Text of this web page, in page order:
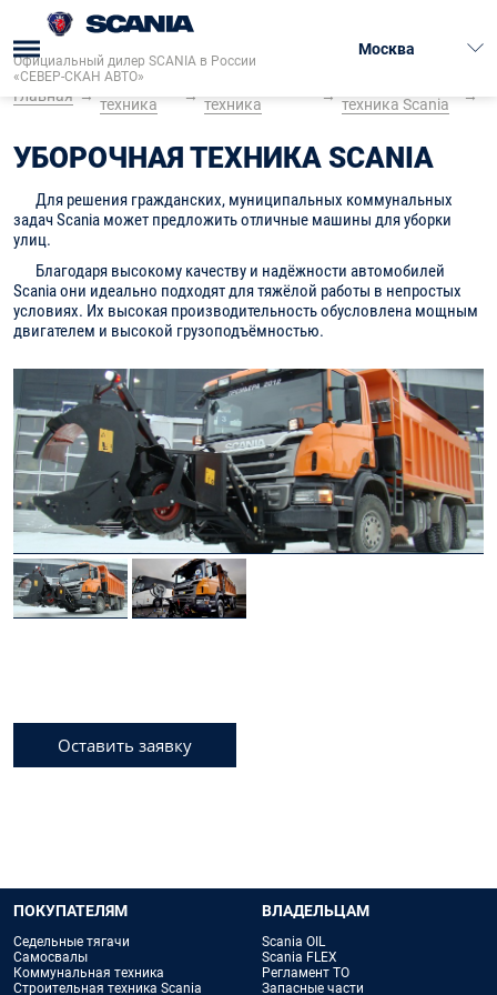
Официальный дилер SCANIA в России
«СЕВЕР-СКАН АВТО»
Москва
Главная →
Грузовая
техника
→
техника
→
техника Scania
→
Оставить заявку
УБОРОЧНАЯ ТЕХНИКА SCANIA
Для решения гражданских, муниципальных коммунальных
задач Scania может предложить отличные машины для уборки
улиц.
Благодаря высокому качеству и надёжности автомобилей
Scania они идеально подходят для тяжёлой работы в непростых
условиях. Их высокая производительность обусловлена мощным
двигателем и высокой грузоподъёмностью.
ПОКУПАТЕЛЯМ
Седельные тягачи
Самосвалы
Коммунальная техника
Строительная техника Scania
ВЛАДЕЛЬЦАМ
Scania OIL
Scania FLEX
Регламент ТО
Запасные части